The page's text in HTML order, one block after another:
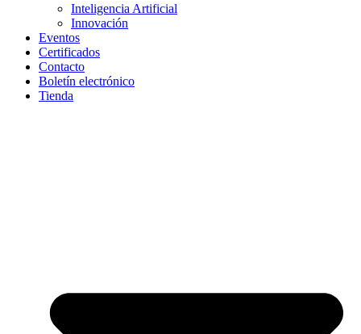
Inteligencia Artificial
Innovación
Eventos
Certificados
Contacto
Boletín electrónico
Tienda